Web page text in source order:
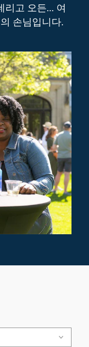
리고 오든... 여
손님입니다.